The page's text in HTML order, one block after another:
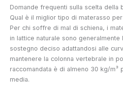
Domande frequenti sulla scelta della
Qual è il miglior tipo di materasso
Per chi soffre di mal di schiena, i
in lattice naturale sono
sostegno deciso adattandosi alle
mantenere la colonna vertebrale in
raccomandata è di almeno 30 kg/m³
media.